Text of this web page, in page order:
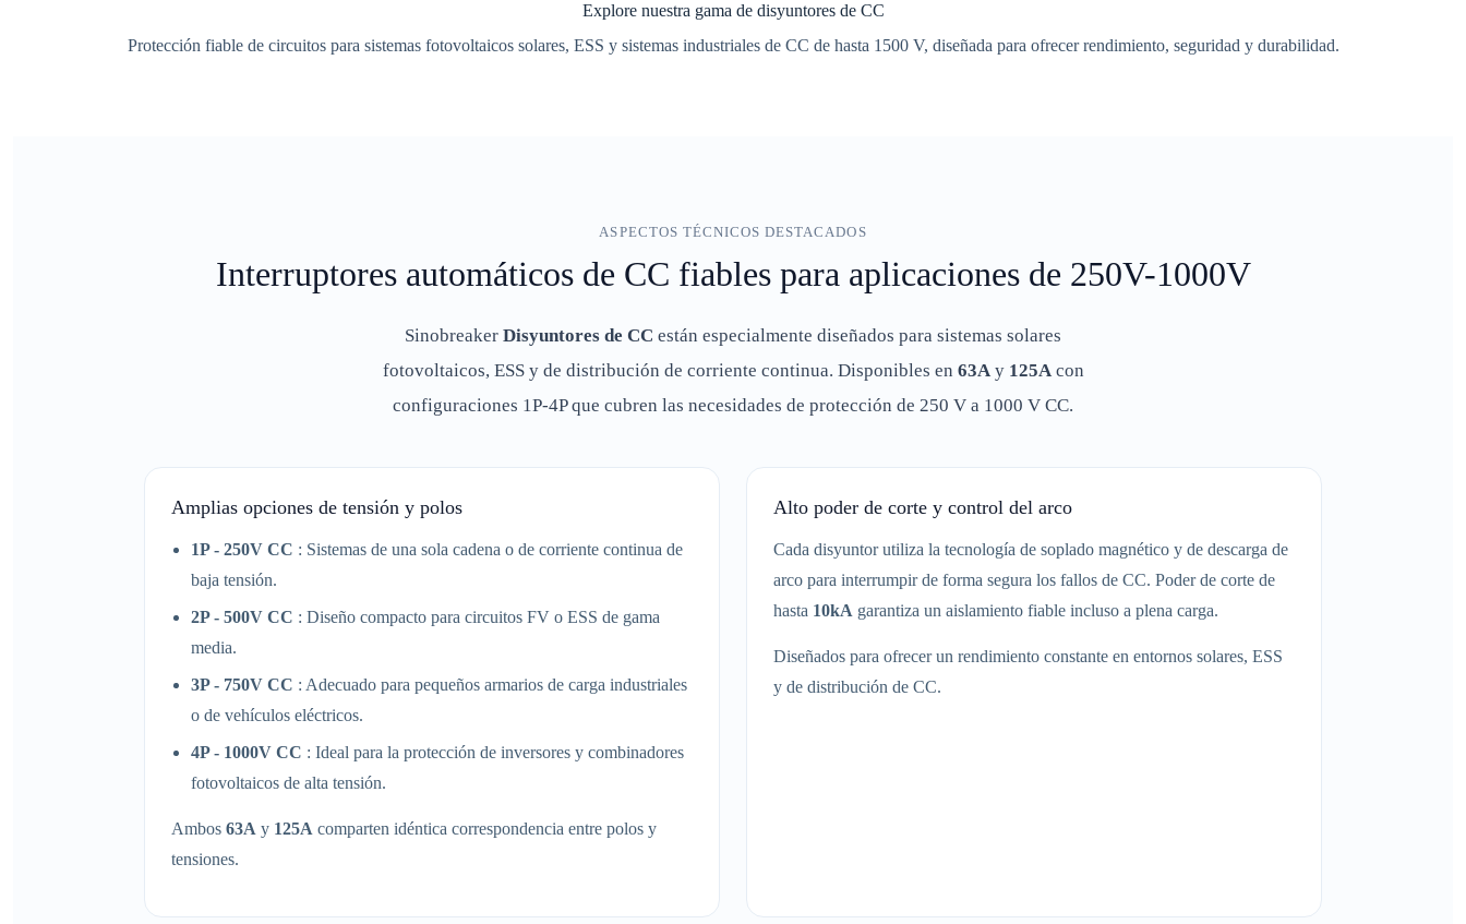
Explore nuestra gama de disyuntores de CC
Protección fiable de circuitos para sistemas fotovoltaicos solares, ESS y sistemas industriales de CC de hasta 1500 V, diseñada para ofrecer rendimiento, seguridad y durabilidad.
ASPECTOS TÉCNICOS DESTACADOS
Interruptores automáticos de CC fiables para aplicaciones de 250V-1000V
Sinobreaker Disyuntores de CC están especialmente diseñados para sistemas solares
fotovoltaicos, ESS y de distribución de corriente continua. Disponibles en 63A y 125A con
configuraciones 1P-4P que cubren las necesidades de protección de 250 V a 1000 V CC.
Amplias opciones de tensión y polos
1P - 250V CC : Sistemas de una sola cadena o de corriente continua de
baja tensión.
2P - 500V CC : Diseño compacto para circuitos FV o ESS de gama
media.
3P - 750V CC : Adecuado para pequeños armarios de carga industriales
o de vehículos eléctricos.
4P - 1000V CC : Ideal para la protección de inversores y combinadores
fotovoltaicos de alta tensión.
Ambos 63A y 125A comparten idéntica correspondencia entre polos y
tensiones.
Alto poder de corte y control del arco
Cada disyuntor utiliza la tecnología de soplado magnético y de descarga de
arco para interrumpir de forma segura los fallos de CC. Poder de corte de
hasta 10kA garantiza un aislamiento fiable incluso a plena carga.
Diseñados para ofrecer un rendimiento constante en entornos solares, ESS
y de distribución de CC.